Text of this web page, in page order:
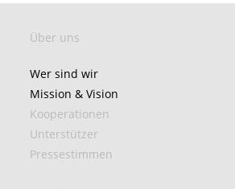
Über uns
Wer sind wir
Mission & Vision
Kooperationen
Unterstützer
Pressestimmen